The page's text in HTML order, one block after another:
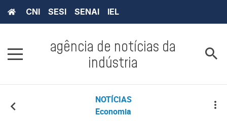
CNI SESI SENAI IEL
agência de notícias da
indústria
NOTÍCIAS
Economia